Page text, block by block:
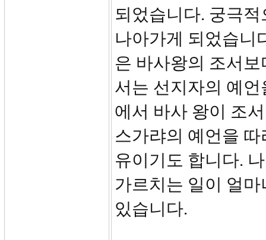
되었습니다. 궁극
나아가게 되었습니
은 바사왕의 조서
서는 선지자의 예
에서 바사 왕이 조
스가랴의 예언을
유이기도 합니다.
가르치는 일이 얼
있습니다.